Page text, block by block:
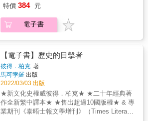
最強「圖像記憶法」 超越2,700萬次點閱的超人
氣課程 --------------------------------------------------------
------------------------- & ▌為什麼我們需要了解「歷
聯起各個器官， 就像金錢和貨物流通於世界，
把國與國連結在一起。 & 血液滯留在器官，人
會生病； 金錢停滯在某個國家或地區，就會引
發大規模戰爭。 & ▌了解歷史中的「金流」=
了解國與國之間的「連結」 讓金錢流動把歷史
串成一個完整故事， 學歷史從此不再暈頭轉
向！ & ➤以「商業活動」為主角，輕鬆掌握世
界史脈絡！ & ●北義大利為何可以最早展開文
特價 384 元
電子書
【電子書】歷史的目擊者
彼得．柏克 著
馬可孛羅 出版
2022/03/03 出版
★新文化史權威彼得．柏克★ ★二十年經典著
作全新繁中譯本★ ★售出超過10國版權★ & 專
業期刊《泰晤士報文學增刊》（Times Literary